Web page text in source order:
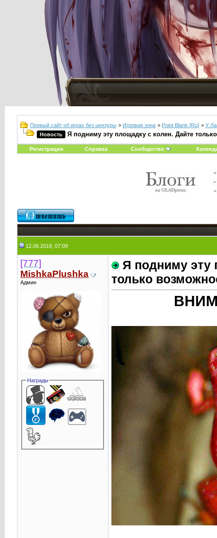
Первый сайт об играх без цензуры > Игровая зона > Point Blank [Ru] > У
Новость
Я подниму эту площадку с колен. Дайте
Регистрация Справка Сообщество
12.06.2019, 07:09
[777]
MishkaPlushka
Админ
Награды
Я подниму эту
только